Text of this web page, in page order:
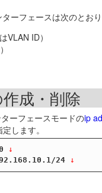
ーフェースは次のとお
VLAN ID）
成・削除
ーフェースモードのip
します。
↓
24 ↓